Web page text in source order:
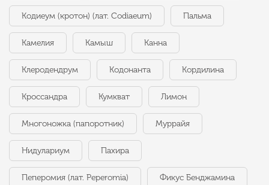
Кодиеум (кротон) (лат. Codiaeum) Пальма
Камелия Камыш Канна
Клеродендрум Кодонанта Кордилина
Кроссандра Кумкват Лимон
Многоножка (папоротник) Муррайя
Нидулариум Пахира
Пеперомия (лат. Peperomia) Фикус Бенджамина